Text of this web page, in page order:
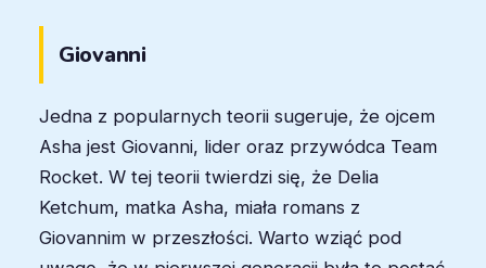
Giovanni
Jedna z popularnych teorii sugeruje, że ojcem
Asha jest Giovanni, lider oraz przywódca Team
Rocket. W tej teorii twierdzi się, że Delia
Ketchum, matka Asha, miała romans z
Giovannim w przeszłości. Warto wziąć pod